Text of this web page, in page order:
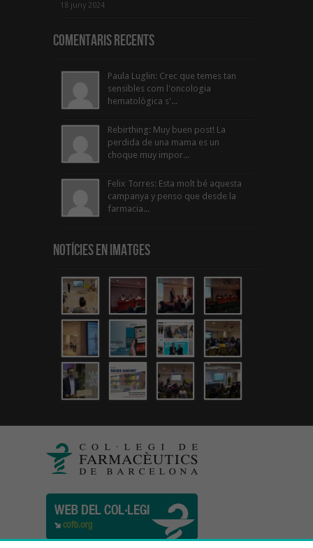
18 juny 2024
Comentaris Recents
Paula Luglin: Crec que temes tan
sensibles com l'oncologia
hematològica s'...
Rebirthing: Muy buen post! La
perdida de una mama es un
choque muy impor...
Felix Torres: Esta molt bé aquesta
campanya y penso que desde la
farmacia...
Notícies en Imatges